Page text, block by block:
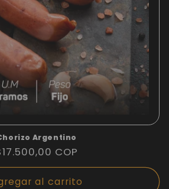
Argentino
COP
al carrito